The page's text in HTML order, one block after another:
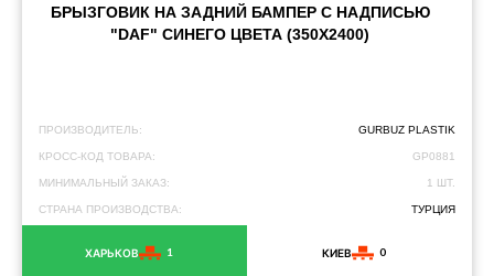
БРЫЗГОВИК НА ЗАДНИЙ БАМПЕР С НАДПИСЬЮ
"DAF" СИНЕГО ЦВЕТА (350Х2400)
ПРОИЗВОДИТЕЛЬ: GURBUZ PLASTIK
КРОСС-КОД ТОВАРА: GP0881
МИНИМАЛЬНЫЙ ЗАКАЗ: 1 ШТ.
СТРАНА ПРОИЗВОДСТВА: ТУРЦИЯ
ХАРЬКОВ 1 КИЕВ 0